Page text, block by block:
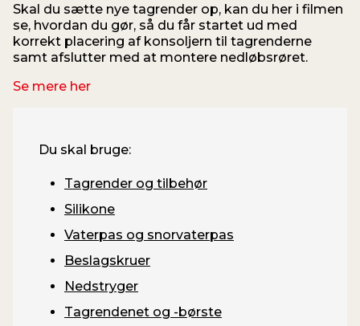
Skal du sætte nye tagrender op, kan du her i filmen
se, hvordan du gør, så du får startet ud med
korrekt placering af konsoljern til tagrenderne
samt afslutter med at montere nedløbsrøret.
Se mere her
Du skal bruge:
Tagrender og tilbehør
Silikone
Vaterpas og snorvaterpas
Beslagskruer
Nedstryger
Tagrendenet og -børste